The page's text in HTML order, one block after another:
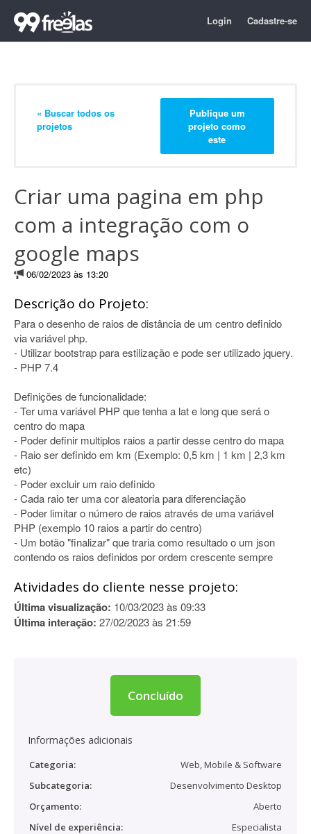
Login Cadastre-se
« Buscar todos os
projetos
Publique um
projeto como
este
Criar uma pagina em php
com a integração com o
google maps
06/02/2023 às 13:20
Descrição do Projeto:
Para o desenho de raios de distância de um centro definido
via variável php.
- Utilizar bootstrap para estilização e pode ser utilizado jquery.
- PHP 7.4
Definições de funcionalidade:
- Ter uma variável PHP que tenha a lat e long que será o
centro do mapa
- Poder definir multiplos raios a partir desse centro do mapa
- Raio ser definido em km (Exemplo: 0,5 km | 1 km | 2,3 km
etc)
- Poder excluir um raio definido
- Cada raio ter uma cor aleatoria para diferenciação
- Poder limitar o número de raios através de uma variável
PHP (exemplo 10 raios a partir do centro)
- Um botão "finalizar" que traria como resultado o um json
contendo os raios definidos por ordem crescente sempre
Atividades do cliente nesse projeto:
Última visualização: 10/03/2023 às 09:33
Última interação: 27/02/2023 às 21:59
Concluído
Informações adicionais
Categoria:
Web, Mobile & Software
Subcategoria:
Desenvolvimento Desktop
Orçamento:
Aberto
Nível de experiência:
Especialista